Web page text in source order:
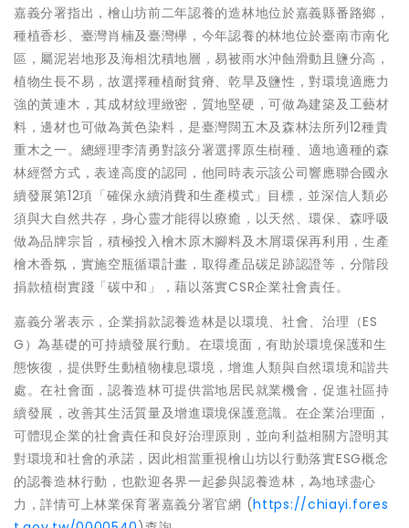
嘉義分署指出，檜山坊前二年認養的造林地位於嘉義縣番路鄉，
種植香杉、臺灣肖楠及臺灣欅，今年認養的林地位於臺南市南化
區，屬泥岩地形及海相沈積地層，易被雨水沖蝕滑動且鹽分高，
植物生長不易，故選擇種植耐貧瘠、乾旱及鹽性，對環境適應力
強的黃連木，其成材紋理緻密，質地堅硬，可做為建築及工藝材
料，邊材也可做為黃色染料，是臺灣闊五木及森林法所列12種貴
重木之一。總經理李清勇對該分署選擇原生樹種、適地適種的森
林經營方式，表達高度的認同，他同時表示該公司響應聯合國永
續發展第12項「確保永續消費和生產模式」目標，並深信人類必
須與大自然共存，身心靈才能得以療癒，以天然、環保、森呼吸
做為品牌宗旨，積極投入檜木原木腳料及木屑環保再利用，生產
檜木香氛，實施空瓶循環計畫，取得產品碳足跡認證等，分階段
捐款植樹實踐「碳中和」，藉以落實CSR企業社會責任。
嘉義分署表示，企業捐款認養造林是以環境、社會、治理（ES
G）為基礎的可持續發展行動。在環境面，有助於環境保護和生
態恢復，提供野生動植物棲息環境，增進人類與自然環境和諧共
處。在社會面，認養造林可提供當地居民就業機會，促進社區持
續發展，改善其生活質量及增進環境保護意識。在企業治理面，
可體現企業的社會責任和良好治理原則，並向利益相關方證明其
對環境和社會的承諾，因此相當重視檜山坊以行動落實ESG概念
的認養造林行動，也歡迎各界一起參與認養造林，為地球盡心
力，詳情可上林業保育署嘉義分署官網 (https://chiayi.fores